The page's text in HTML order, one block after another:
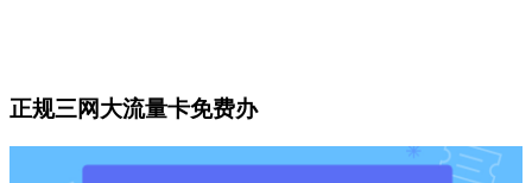
正规三网大流量卡免费办